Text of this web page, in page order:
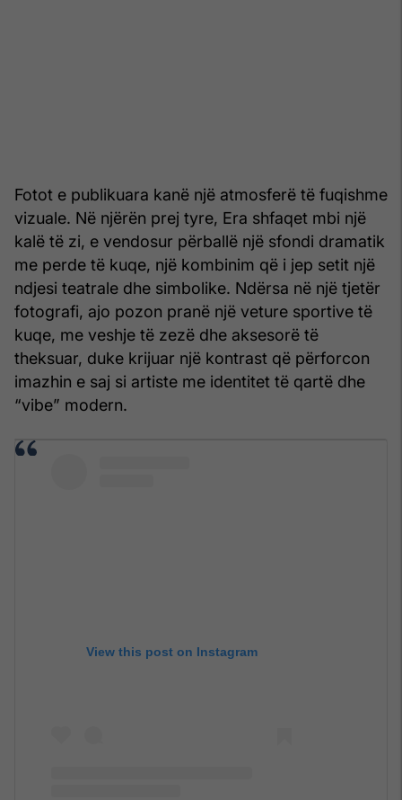
Fotot e publikuara kanë një atmosferë të fuqishme
vizuale. Në njërën prej tyre, Era shfaqet mbi një
kalë të zi, e vendosur përballë një sfondi dramatik
me perde të kuqe, një kombinim që i jep setit një
ndjesi teatrale dhe simbolike. Ndërsa në një tjetër
fotografi, ajo pozon pranë një veture sportive të
kuqe, me veshje të zezë dhe aksesorë të
theksuar, duke krijuar një kontrast që përforcon
imazhin e saj si artiste me identitet të qartë dhe
“vibe” modern.
View this post on Instagram